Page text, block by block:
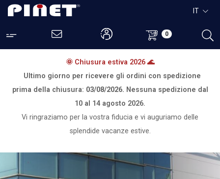
0
IT
🌞 Chiusura estiva 2026 🌊
Ultimo giorno per ricevere gli ordini con spedizione
prima della chiusura: 03/08/2026. Nessuna spedizione dal
10 al 14 agosto 2026.
Vi ringraziamo per la vostra fiducia e vi auguriamo delle
splendide vacanze estive.